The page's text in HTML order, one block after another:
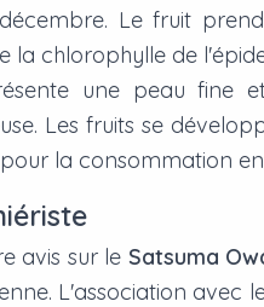
Le fruit
la chlorophylle de
une peau fine
Les fruits se
la consommation
avis sur le Satsuma
L'association avec